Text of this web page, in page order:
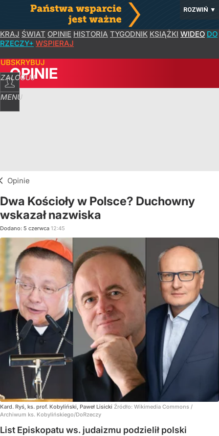
ROZWIŃ ▼
KRAJ ŚWIAT OPINIE HISTORIA TYGODNIK KSIĄŻKI WIDEO DO
RZECZY+ WSPIERAJ
ZALOGUJ
MENU
OPINIE
Opinie
Dwa Kościoły w Polsce? Duchowny
wskazał nazwiska
Dodano: 5 czerwca 12:45
Kard. Ryś, ks. prof. Kobyliński, Paweł Lisicki Źródło: Wikimedia Commons /
Archiwum ks. Kobylińskiego/DoRzeczy
List Episkopatu ws. judaizmu podzielił polski